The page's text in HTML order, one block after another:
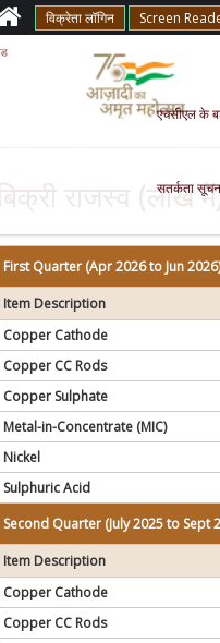
विक्रेता लॉगिन Screen
एचसीएल के
सतर्कता
बिक्री राजस्व (लाख
First Quarter (Apr 2026 to Jun
Item Description
Copper Cathode
Copper CC Rods
Copper Sulphate
Metal-in-Concentrate (MIC)
Nickel
Sulphuric Acid
Second Quarter (July 2025 to Sept
Item Description
Copper Cathode
Copper CC Rods